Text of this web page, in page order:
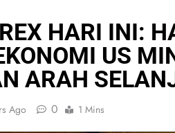
HARI INI:
US
ARAH
Ago 0 1 Mins